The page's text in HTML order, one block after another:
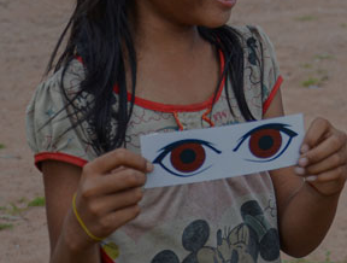
인기 키워드 #정기후원 #하트플레